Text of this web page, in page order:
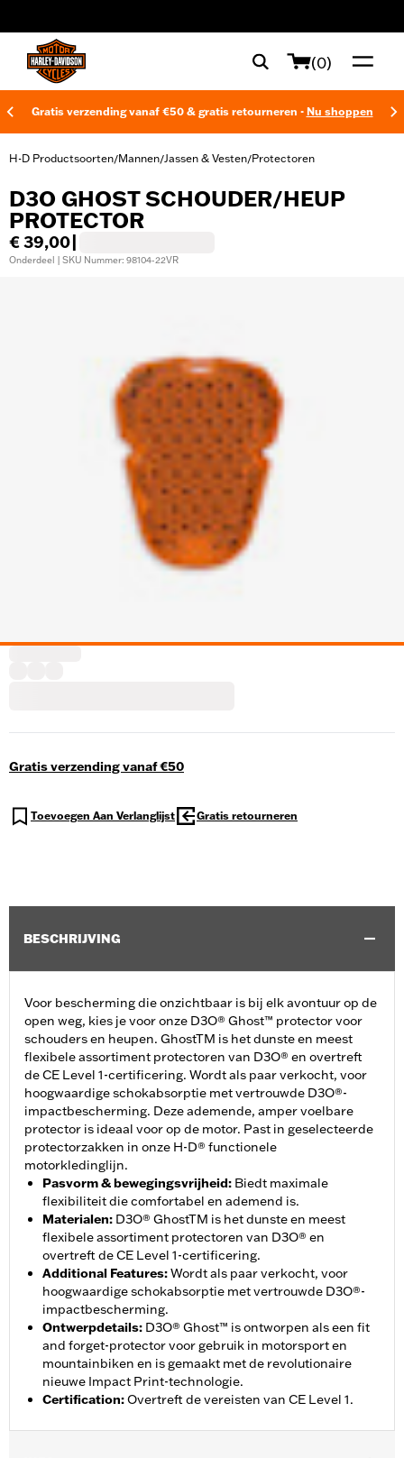
(0)
Gratis verzending vanaf €50 & gratis retourneren - Nu shoppen
H-D Productsoorten/Mannen/Jassen & Vesten/Protectoren
D3O GHOST SCHOUDER/HEUP
PROTECTOR
€ 39,00
Onderdeel | SKU Nummer: 98104-22VR
Gratis verzending vanaf €50
Toevoegen Aan Verlanglijst Gratis retourneren
BESCHRIJVING
Voor bescherming die onzichtbaar is bij elk avontuur op de
open weg, kies je voor onze D3O® Ghost™ protector voor
schouders en heupen. GhostTM is het dunste en meest
flexibele assortiment protectoren van D3O® en overtreft
de CE Level 1-certificering. Wordt als paar verkocht, voor
hoogwaardige schokabsorptie met vertrouwde D3O®-
impactbescherming. Deze ademende, amper voelbare
protector is ideaal voor op de motor. Past in geselecteerde
protectorzakken in onze H-D® functionele
motorkledinglijn.
Pasvorm & bewegingsvrijheid: Biedt maximale
flexibiliteit die comfortabel en ademend is.
Materialen: D3O® GhostTM is het dunste en meest
flexibele assortiment protectoren van D3O® en
overtreft de CE Level 1-certificering.
Additional Features:Wordt als paar verkocht, voor
hoogwaardige schokabsorptie met vertrouwde D3O®-
impactbescherming.
Ontwerpdetails: D3O® Ghost™ is ontworpen als een fit
and forget-protector voor gebruik in motorsport en
mountainbiken en is gemaakt met de revolutionaire
nieuwe Impact Print-technologie.
Certification:Overtreft de vereisten van CE Level 1.